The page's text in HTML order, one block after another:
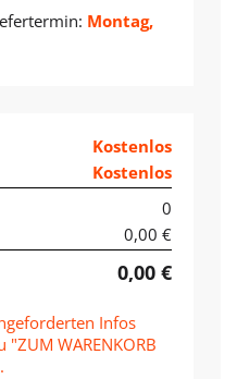
Montag,
Kostenlos
Kostenlos
0
0,00 €
0,00 €
Infos
WARENKORB